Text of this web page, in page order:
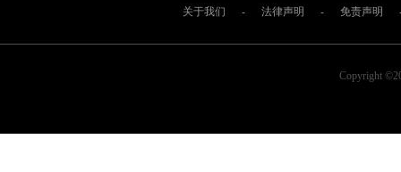
关于我们 - 法律声明 - 免责声明
Copyright